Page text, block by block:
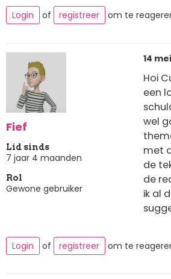
Login of registreer om te
Fief
Lid sinds
7 jaar 4 maanden
Rol
Gewone gebruiker
14
Hoi
een
wel
met
de
de
ik al
Login of registreer om te